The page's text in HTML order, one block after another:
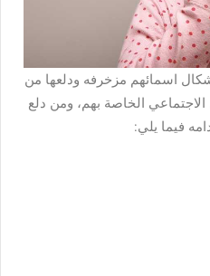
اسمائهم مزخرفه ودلعها من
الخاصة بهم، ومن دلع
فيما يلي: